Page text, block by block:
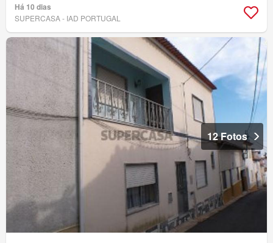
Há 10 dias
SUPERCASA - IAD PORTUGAL
12 Fotos